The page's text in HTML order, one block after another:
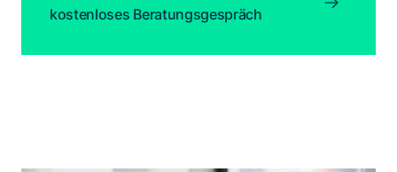
kostenloses Beratungsgespräch